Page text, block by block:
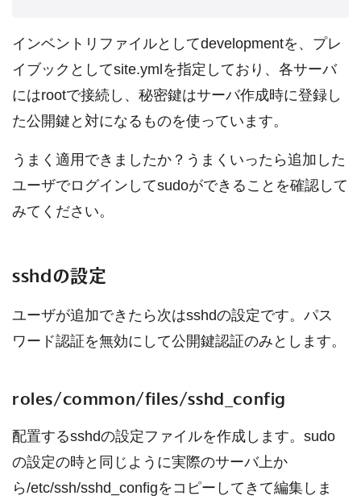
インベントリファイルとしてdevelopmentを、プレ
イブックとしてsite.ymlを指定しており、各サーバ
にはrootで接続し、秘密鍵はサーバ作成時に登録し
た公開鍵と対になるものを使っています。
うまく適用できましたか？うまくいったら追加した
ユーザでログインしてsudoができることを確認して
みてください。
sshdの設定
ユーザが追加できたら次はsshdの設定です。パス
ワード認証を無効にして公開鍵認証のみとします。
roles/common/files/sshd_config
配置するsshdの設定ファイルを作成します。sudo
の設定の時と同じように実際のサーバ上か
ら/etc/ssh/sshd_configをコピーしてきて編集しま